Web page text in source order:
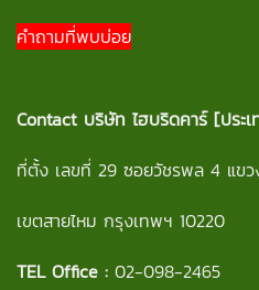
คำถามที่พบบ่อย
Contact บริษัท ไฮบริดคาร์ [ประ
ที่ตั้ง เลขที่ 29 ซอยวัชรพล 4 แข
เขตสายไหม กรุงเทพฯ 10220
TEL Office : 02-098-2465